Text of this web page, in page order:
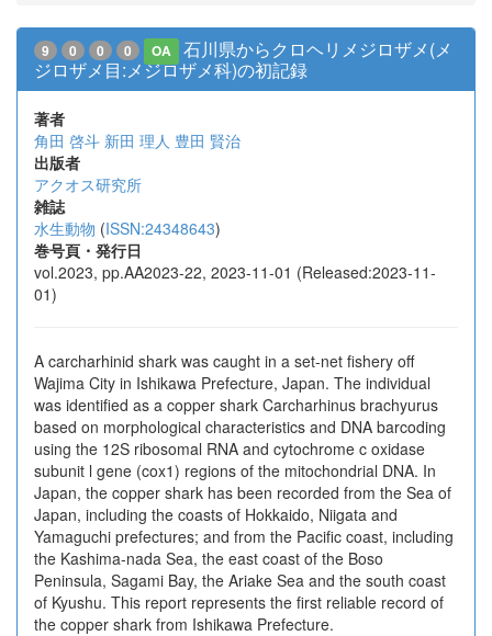
9 0 0 0 OA
石川県からクロヘリメジロザメ(メ
ジロザメ目:メジロザメ科)の初記録
著者
角田 啓斗 新田 理人 豊田 賢治
出版者
アクオス研究所
雑誌
水生動物 (ISSN:24348643)
巻号頁・発行日
vol.2023, pp.AA2023-22, 2023-11-01 (Released:2023-11-
01)
A carcharhinid shark was caught in a set-net fishery off
Wajima City in Ishikawa Prefecture, Japan. The individual
was identified as a copper shark Carcharhinus brachyurus
based on morphological characteristics and DNA barcoding
using the 12S ribosomal RNA and cytochrome c oxidase
subunit l gene (cox1) regions of the mitochondrial DNA. In
Japan, the copper shark has been recorded from the Sea of
Japan, including the coasts of Hokkaido, Niigata and
Yamaguchi prefectures; and from the Pacific coast, including
the Kashima-nada Sea, the east coast of the Boso
Peninsula, Sagami Bay, the Ariake Sea and the south coast
of Kyushu. This report represents the first reliable record of
the copper shark from Ishikawa Prefecture.